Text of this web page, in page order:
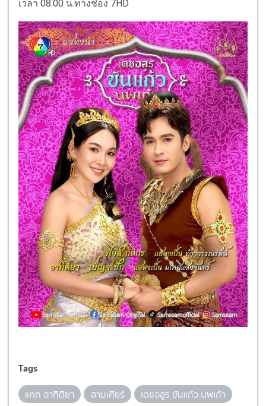
เวลา 08.00 น.ทางช่อง 7HD
Tags
แคท อาทิติยา สามเศียร์
เดชอสูร ขันแก้ว นพเก้า